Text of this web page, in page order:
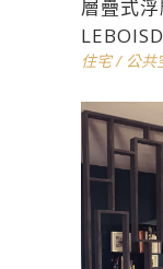
層疊式
住宅/ 公共